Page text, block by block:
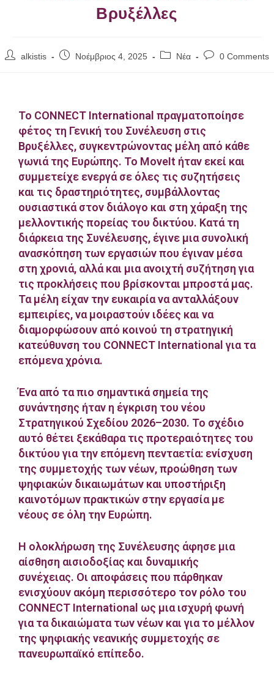
Βρυξέλλες
alkistis Νοέμβριος 4, 2025 Νέα 0 Comments
Το CONNECT International πραγματοποίησε
φέτος τη Γενική του Συνέλευση στις
Βρυξέλλες, συγκεντρώνοντας μέλη από κάθε
γωνιά της Ευρώπης. Το MoveIt ήταν εκεί και
συμμετείχε ενεργά σε όλες τις συζητήσεις
και τις δραστηριότητες, συμβάλλοντας
ουσιαστικά στον διάλογο και στη χάραξη της
μελλοντικής πορείας του δικτύου. Κατά τη
διάρκεια της Συνέλευσης, έγινε μια συνολική
ανασκόπηση των εργασιών που έγιναν μέσα
στη χρονιά, αλλά και μια ανοιχτή συζήτηση για
τις προκλήσεις που βρίσκονται μπροστά μας.
Τα μέλη είχαν την ευκαιρία να ανταλλάξουν
εμπειρίες, να μοιραστούν ιδέες και να
διαμορφώσουν από κοινού τη στρατηγική
κατεύθυνση του CONNECT International για τα
επόμενα χρόνια.
Ένα από τα πιο σημαντικά σημεία της
συνάντησης ήταν η έγκριση του νέου
Στρατηγικού Σχεδίου 2026–2030. Το σχέδιο
αυτό θέτει ξεκάθαρα τις προτεραιότητες του
δικτύου για την επόμενη πενταετία: ενίσχυση
της συμμετοχής των νέων, προώθηση των
ψηφιακών δικαιωμάτων και υποστήριξη
καινοτόμων πρακτικών στην εργασία με
νέους σε όλη την Ευρώπη.
Η ολοκλήρωση της Συνέλευσης άφησε μια
αίσθηση αισιοδοξίας και δυναμικής
συνέχειας. Οι αποφάσεις που πάρθηκαν
ενισχύουν ακόμη περισσότερο τον ρόλο του
CONNECT International ως μια ισχυρή φωνή
για τα δικαιώματα των νέων και για το μέλλον
της ψηφιακής νεανικής συμμετοχής σε
πανευρωπαϊκό επίπεδο.